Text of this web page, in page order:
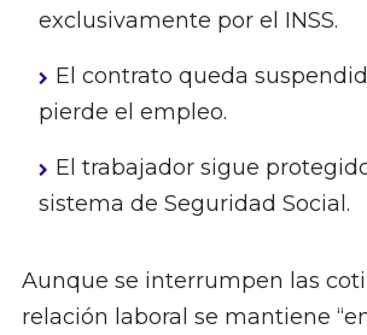
exclusivamente por el INSS.
El contrato queda
pierde el empleo.
El trabajador sigue
sistema de Seguridad Social.
Aunque se interrumpen las
relación laboral se mantiene